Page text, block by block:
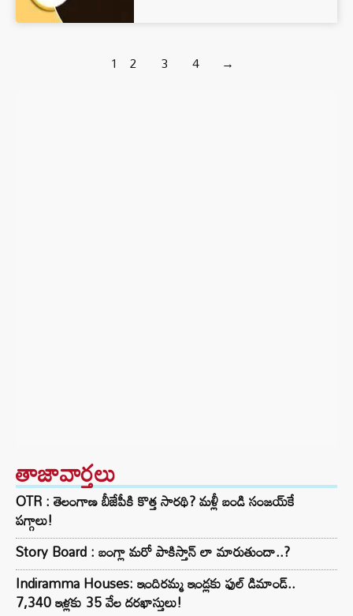
1 2 3 4 →
తాజావార్తలు
OTR : తెలంగాణ బీజేపీకి కొత్త సారథి? మళ్లీ బండి సంజయ్‌కే
పగ్గాలు!
Story Board : బంగ్లా మరో పాకిస్తాన్ లా మారుతుందా..?
Indiramma Houses: ఇందిరమ్మ ఇండ్లకు ఫుల్ డిమాండ్..
7,340 ఇళ్లకు 35 వేల దరఖాస్తులు!